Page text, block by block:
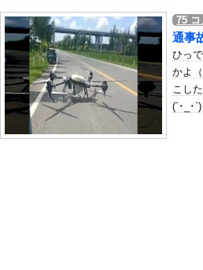
【画像】おまえらこういう地雷系の女子高生っ
海外「日本よ、お前がナンバーワンだ」 熊本
勇気を出して白人美女にチン凸したアジア人短
10年もの間浮気してた嫁。まさかと思い長男
ウクライナ侵攻以降、ロシア軍兵士のHIV感
【配信者】「金バエ」のSNS更新が1週間途絶
75
通事
ひっ
かよ
こし
(´･_･`)